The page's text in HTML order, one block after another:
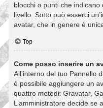
blocchi o punti che
livello. Sotto può esserci
avatar, che in genere è
Top
Come posso inserire un
All’interno del tuo Pannello
è possibile aggiungere un
quattro metodi: Gravatar,
L’amministratore decide se